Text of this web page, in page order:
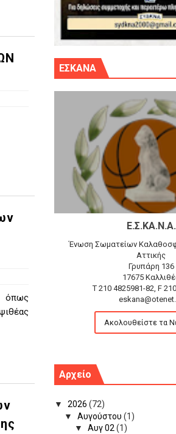
νέο κλ. Αγίου Δημητρίου την
(το video του αγώνα)
1) νίκησε τον Προφήτη Ηλία 78-74 στα
ΕΣΚΑΝΑ
Ε.Σ.ΚΑ.Ν.Α.
Ένωση Σωματείων
Αττικής
Γρυπάρη 136
17675
T 210 4825981-82, F
Ακολουθείστε τα
Αρχείο
▼ 2026 (72)
▼Αυγούστου(1)
▼Αυγ 02(1)